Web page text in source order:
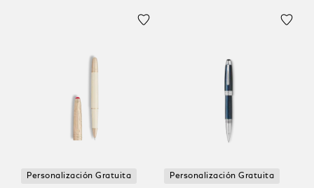
Personalización Gratuita Personalización Gratuita